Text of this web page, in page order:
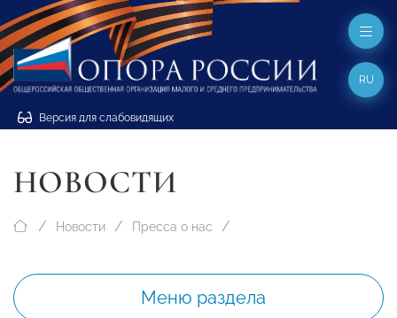
Версия для слабовидящих
RU
НОВОСТИ
Новости Пресса о нас
Меню раздела